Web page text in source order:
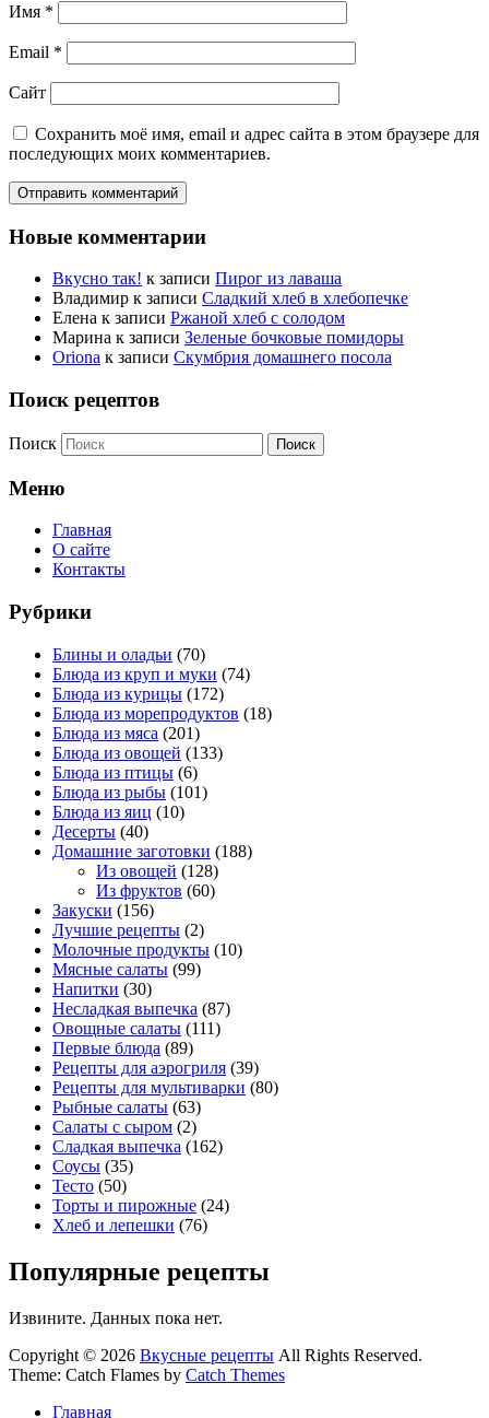
Имя *
Email *
Сайт
Сохранить моё имя, email и адрес сайта в этом браузере для
последующих моих комментариев.
Новые комментарии
Вкусно так! к записи Пирог из лаваша
Владимир к записи Сладкий хлеб в хлебопечке
Елена к записи Ржаной хлеб с солодом
Марина к записи Зеленые бочковые помидоры
Oriona к записи Скумбрия домашнего посола
Поиск рецептов
Поиск
Меню
Главная
О сайте
Контакты
Рубрики
Блины и оладьи (70)
Блюда из круп и муки (74)
Блюда из курицы (172)
Блюда из морепродуктов (18)
Блюда из мяса (201)
Блюда из овощей (133)
Блюда из птицы (6)
Блюда из рыбы (101)
Блюда из яиц (10)
Десерты (40)
Домашние заготовки (188)
Из овощей (128)
Из фруктов (60)
Закуски (156)
Лучшие рецепты (2)
Молочные продукты (10)
Мясные салаты (99)
Напитки (30)
Несладкая выпечка (87)
Овощные салаты (111)
Первые блюда (89)
Рецепты для аэрогриля (39)
Рецепты для мультиварки (80)
Рыбные салаты (63)
Салаты с сыром (2)
Сладкая выпечка (162)
Соусы (35)
Тесто (50)
Торты и пирожные (24)
Хлеб и лепешки (76)
Популярные рецепты
Извините. Данных пока нет.
Copyright © 2026 Вкусные рецепты All Rights Reserved.
Theme: Catch Flames by Catch Themes
Главная